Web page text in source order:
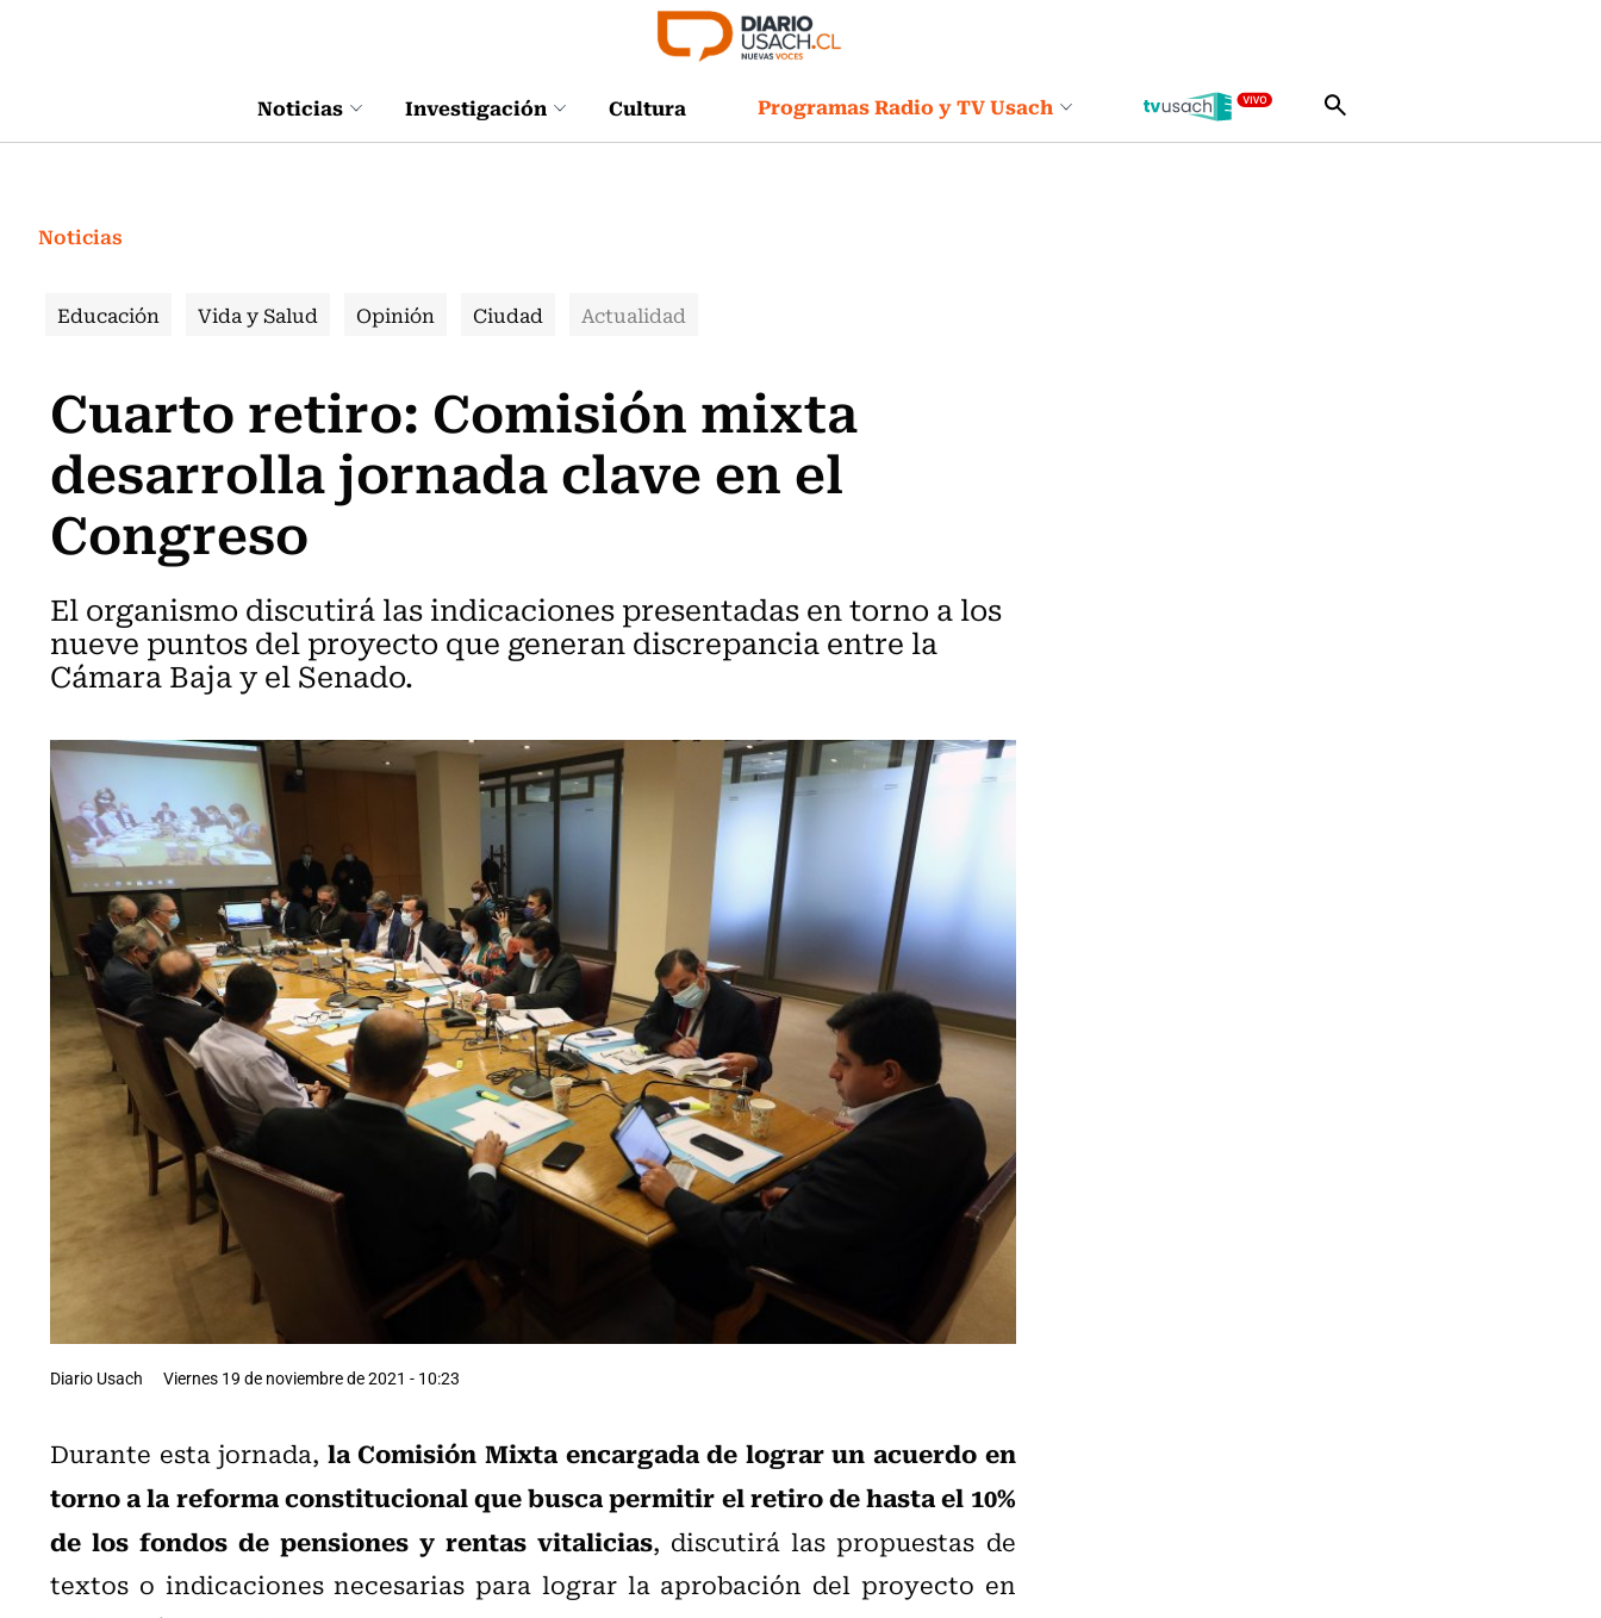
Noticias Investigación Cultura Programas Radio y TV Usach
Noticias
Educación Vida y Salud Opinión Ciudad Actualidad
Cuarto retiro: Comisión mixta
desarrolla jornada clave en el
Congreso
El organismo discutirá las indicaciones presentadas en torno a los
nueve puntos del proyecto que generan discrepancia entre la
Cámara Baja y el Senado.
Diario Usach Viernes 19 de noviembre de 2021 - 10:23
Durante esta jornada, la Comisión Mixta encargada de lograr un acuerdo en
torno a la reforma constitucional que busca permitir el retiro de hasta el 10%
de los fondos de pensiones y rentas vitalicias, discutirá las propuestas de
textos o indicaciones necesarias para lograr la aprobación del proyecto en